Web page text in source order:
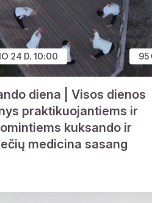
24 D. 10:00 95
diena | Visos dienos
praktikuojantiems ir
kuksando ir
medicina sasang